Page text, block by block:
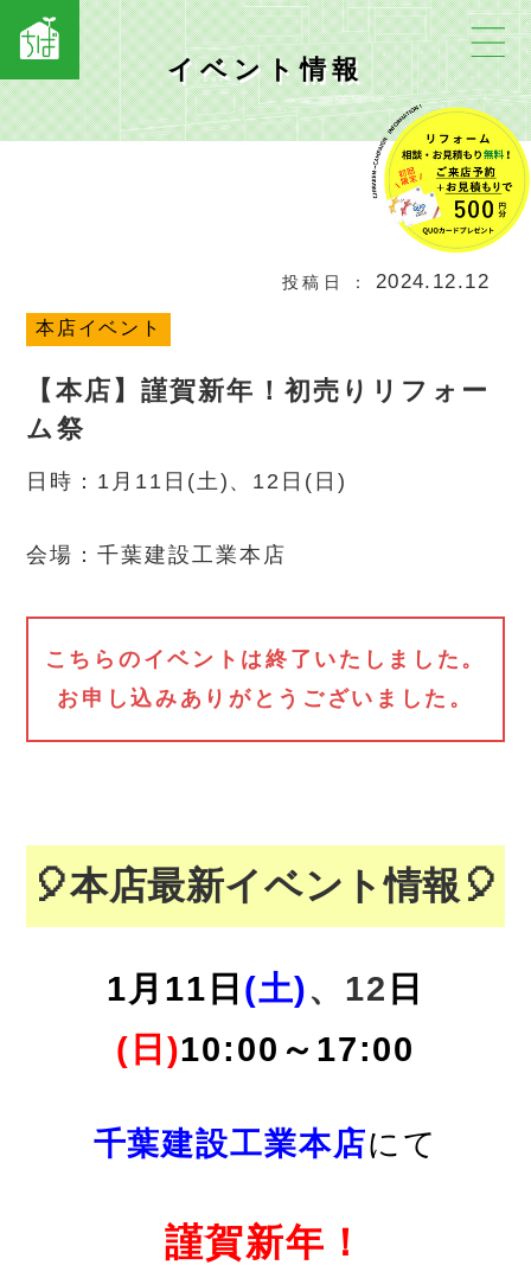
イベント情報
投稿日 2024.12.12
本店イベント
【本店】謹賀新年！初売りリフォー
ム祭
日時：1月11日(土)、12日(日)
会場：千葉建設工業本店
こちらのイベントは終了いたしました。
お申し込みありがとうございました。
🎈本店最新イベント情報🎈
1月11 日 (土)、12 日
(日)10:00～17:00
千葉建設工業本店にて
謹賀新年！